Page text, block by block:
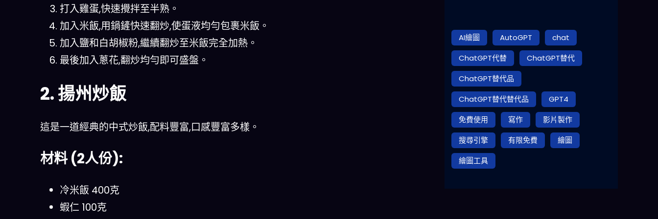
打入雞蛋,快速攪拌至半熟。
加入米飯,用鍋鏟快速翻炒,使蛋液均勻包裹米飯。
加入鹽和白胡椒粉,繼續翻炒至米飯完全加熱。
最後加入蔥花,翻炒均勻即可盛盤。
2. 揚州炒飯
這是一道經典的中式炒飯,配料豐富,口感豐富多樣。
材料 (2人份):
冷米飯 400克
蝦仁 100克
AI繪圖 AutoGPT
chat
ChatGPT代替
ChatGPT替代
ChatGPT替代品
ChatGPT替代替代品
GPT4
免費使用
寫作
影片製作
搜尋引擎
有限免費
繪圖
繪圖工具